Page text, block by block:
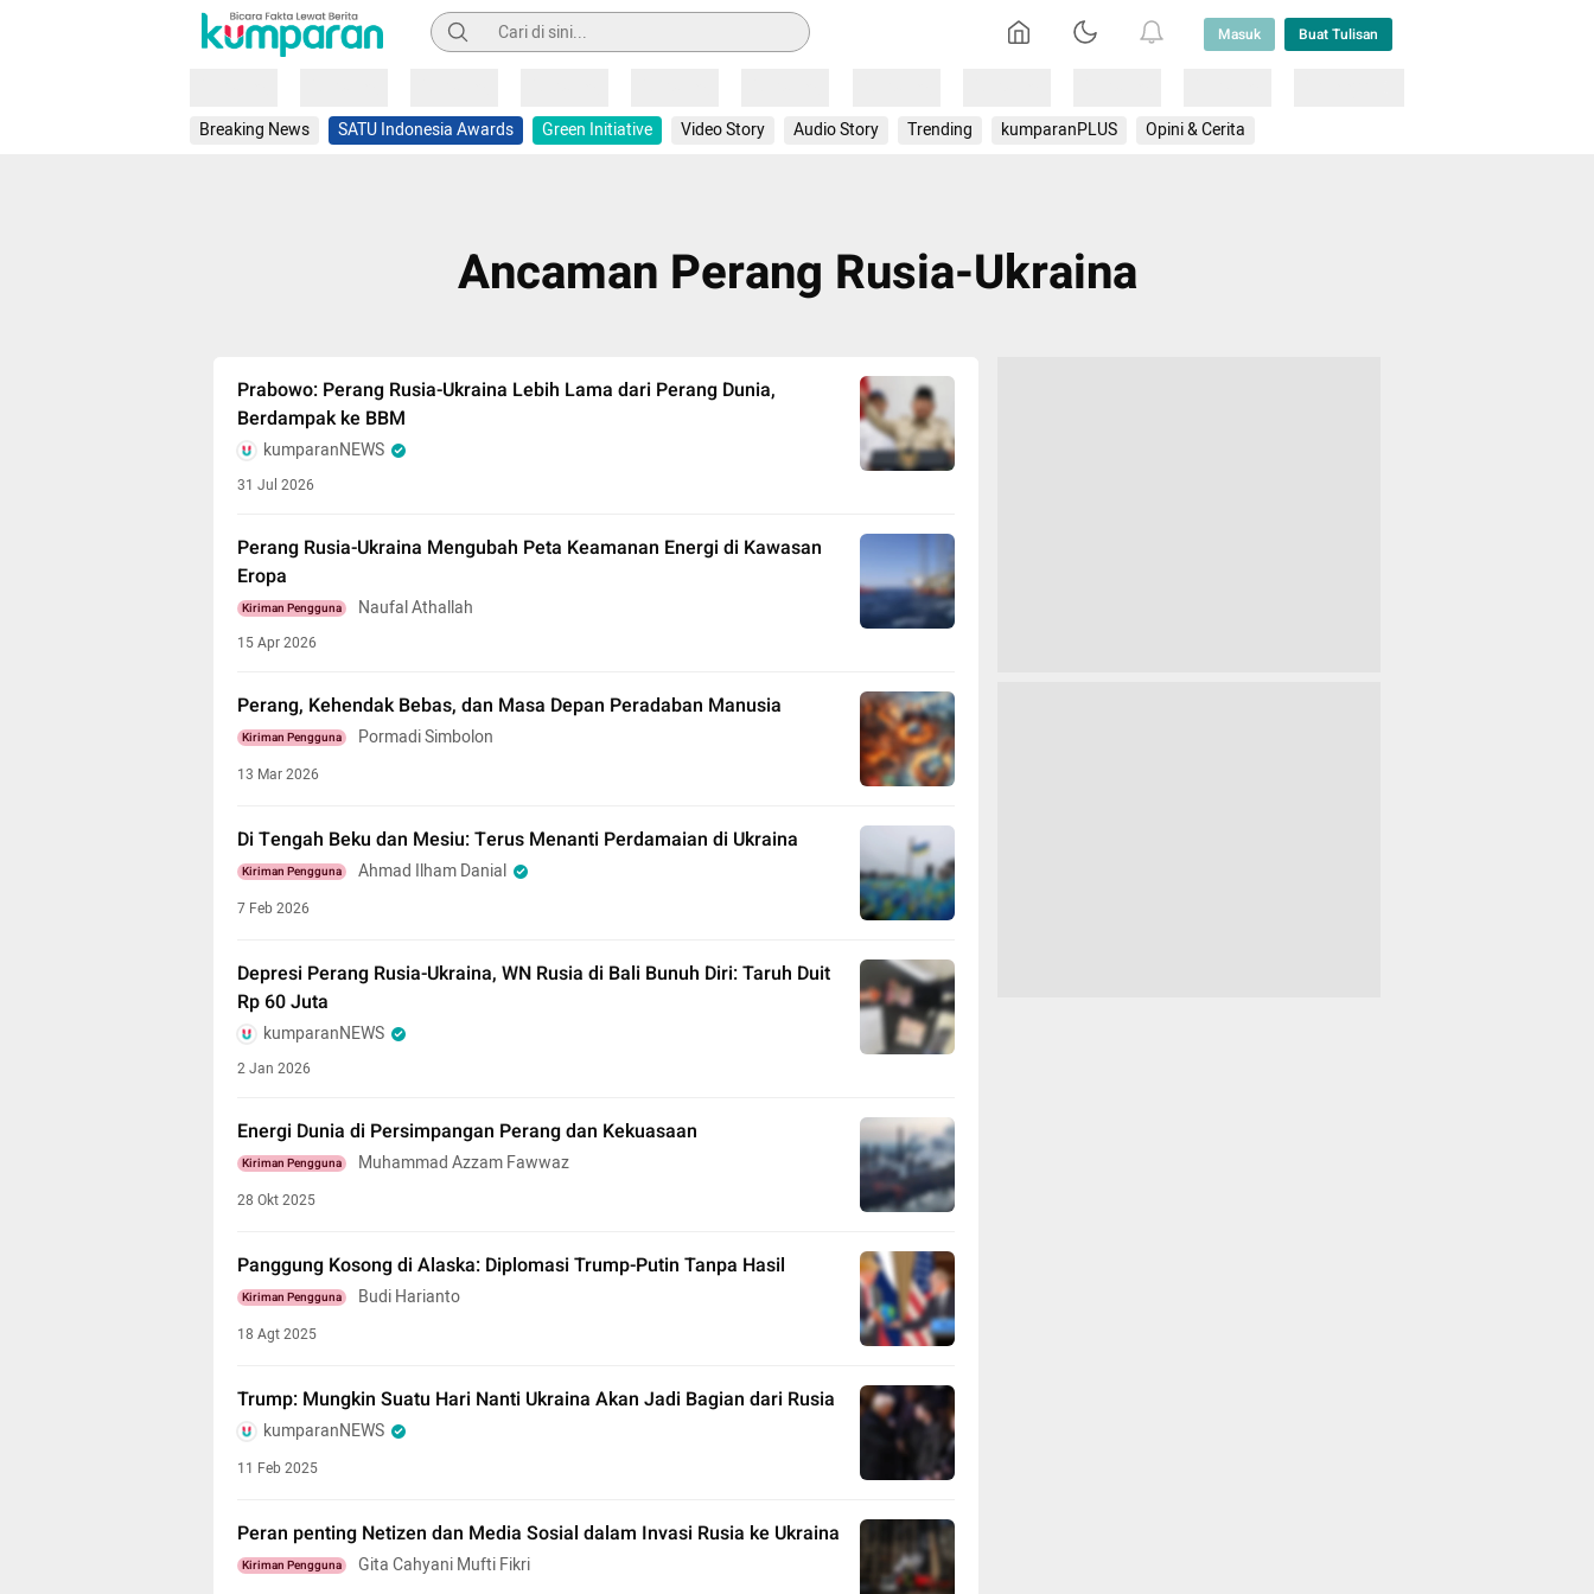
Pencarian Masuk Buat Tulisan
Breaking News SATU Indonesia Awards Green Initiative Video Story Audio Story Trending kumparanPLUS Opini & Cerita
Ancaman Perang Rusia-Ukraina
Prabowo: Perang Rusia-Ukraina Lebih Lama dari Perang Dunia,
Berdampak ke BBM
kumparanNEWS
31 Jul 2026
Perang Rusia-Ukraina Mengubah Peta Keamanan Energi di Kawasan
Eropa
Kiriman Pengguna Naufal Athallah
15 Apr 2026
Perang, Kehendak Bebas, dan Masa Depan Peradaban Manusia
Kiriman Pengguna Pormadi Simbolon
13 Mar 2026
Di Tengah Beku dan Mesiu: Terus Menanti Perdamaian di Ukraina
Kiriman Pengguna Ahmad Ilham Danial
7 Feb 2026
Depresi Perang Rusia-Ukraina, WN Rusia di Bali Bunuh Diri: Taruh Duit
Rp 60 Juta
kumparanNEWS
2 Jan 2026
Energi Dunia di Persimpangan Perang dan Kekuasaan
Kiriman Pengguna Muhammad Azzam Fawwaz
28 Okt 2025
Panggung Kosong di Alaska: Diplomasi Trump-Putin Tanpa Hasil
Kiriman Pengguna Budi Harianto
18 Agt 2025
Trump: Mungkin Suatu Hari Nanti Ukraina Akan Jadi Bagian dari Rusia
kumparanNEWS
11 Feb 2025
Peran penting Netizen dan Media Sosial dalam Invasi Rusia ke Ukraina
Kiriman Pengguna Gita Cahyani Mufti Fikri